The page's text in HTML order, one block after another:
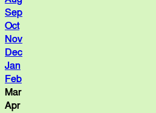
Sep
Oct
Nov
Dec
Jan
Feb
Mar
Apr